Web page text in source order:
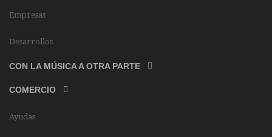
Empresas
Desarrollos
CON LA MÚSICA A OTRA PARTE
COMERCIO
Ayudas